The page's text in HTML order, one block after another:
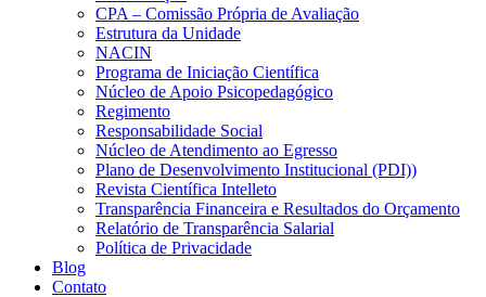
CPA – Comissão Própria de Avaliação
Estrutura da Unidade
NACIN
Programa de Iniciação Científica
Núcleo de Apoio Psicopedagógico
Regimento
Responsabilidade Social
Núcleo de Atendimento ao Egresso
Plano de Desenvolvimento Institucional (PDI))
Revista Científica Intelleto
Transparência Financeira e Resultados do Orçamento
Relatório de Transparência Salarial
Política de Privacidade
Blog
Contato